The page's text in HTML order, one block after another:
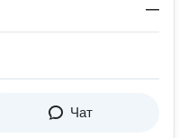
—
Чат